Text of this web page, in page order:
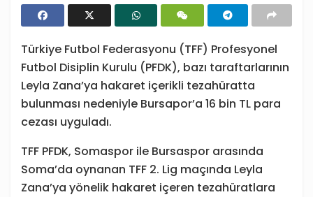
Türkiye Futbol Federasyonu (TFF) Profesyonel
Futbol Disiplin Kurulu (PFDK), bazı taraftarlarının
Leyla Zana’ya hakaret içerikli tezahüratta
bulunması nedeniyle Bursapor’a 16 bin TL para
cezası uyguladı.
TFF PFDK, Somaspor ile Bursaspor arasında
Soma’da oynanan TFF 2. Lig maçında Leyla
Zana’ya yönelik hakaret içeren tezahüratlara